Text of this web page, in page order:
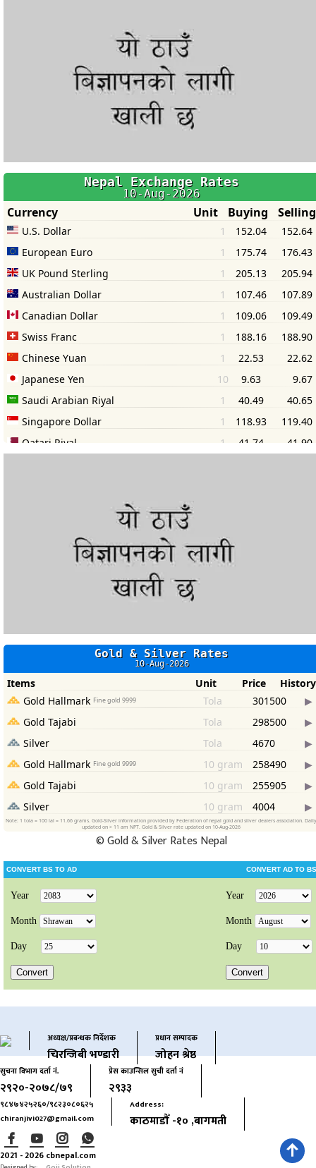
©Gold & Silver Rates Nepal
अध्यक्ष/प्रबन्धक निर्देशक
चिरन्जिबी भण्डारी
प्रधान सम्पादक
जोहन श्रेष्ठ
सुचना विभाग दर्ता नं.
२९२०-२०७८/७९
प्रेस काउन्सिल सुची दर्ता नं
२९३३
९८४७४२५२६०/९८२३०८०६२५
chiranjivi027@gmail.com
Address:
काठमाडौँ -१० ,बागमती
2021 - 2026 cbnepal.com